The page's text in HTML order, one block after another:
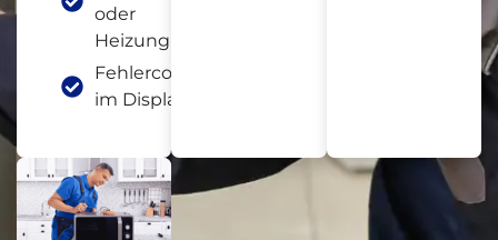
oder
Heizung
Fehlercode
im Display